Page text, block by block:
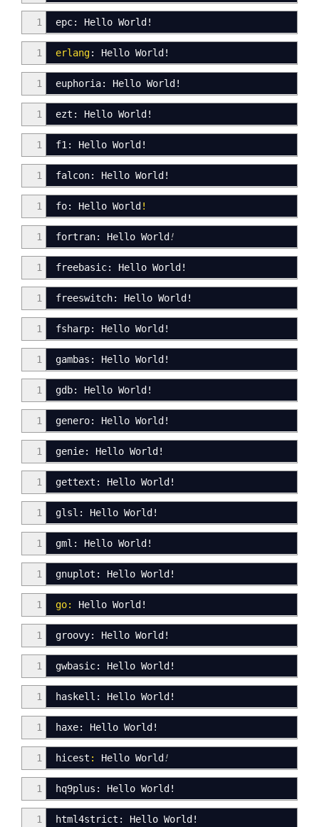
1 epc: Hello World!
1 erlang: Hello World!
1 euphoria: Hello World!
1 ezt: Hello World!
1 f1 : Hello World!
1 falcon: Hello World!
1 fo: Hello World!
1 fortran: Hello World!
1 freebasic: Hello World!
1 freeswitch: Hello World!
1 fsharp: Hello World!
1 gambas: Hello World!
1 gdb: Hello World!
1 genero: Hello World!
1 genie: Hello World!
1 gettext: Hello World!
1 glsl : Hello World!
1 gml: Hello World!
1 gnuplot : Hello World!
1 go: Hello World!
1 groovy: Hello World!
1 gwbasic: Hello World!
1 haskell : Hello World!
1 haxe: Hello World!
1 hicest : Hello World!
1 hq9plus: Hello World!
1 html4strict: Hello World!